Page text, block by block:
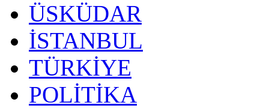
ÜSKÜDAR
İSTANBUL
TÜRKİYE
POLİTİKA